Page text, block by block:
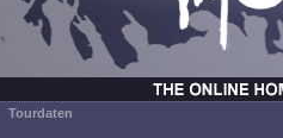
Tourdaten